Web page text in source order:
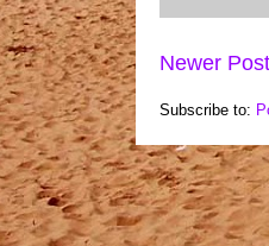
Newer Post
Subscribe to: